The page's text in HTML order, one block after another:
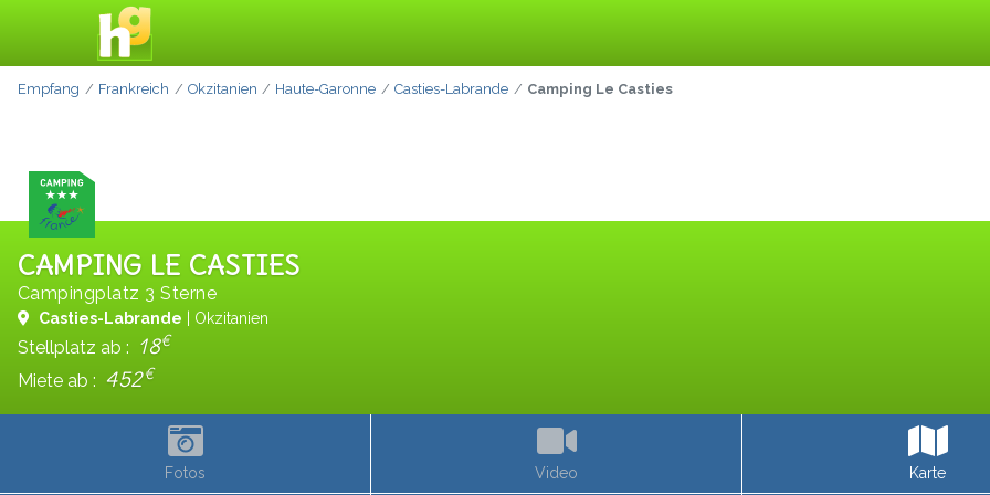
Empfang Frankreich Okzitanien Haute-Garonne Casties-Labrande Camping Le Casties
CAMPING LE CASTIES
Campingplatz 3 Sterne
Casties-Labrande | Okzitanien
Stellplatz ab : 18€
Miete ab : 452€
Fotos Video Karte